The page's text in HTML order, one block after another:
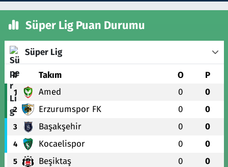
Süper Lig Puan Durumu
Süper Lig
# Takım O P
1 Amed 0 0
2 Erzurumspor FK 0 0
3 Başakşehir 0 0
4 Kocaelispor 0 0
5 Beşiktaş 0 0